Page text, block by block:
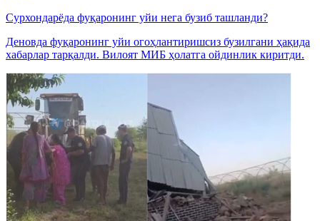
Сурхондарёда фуқаронинг уйи нега бузиб ташланди?
Деновда фуқаронинг уйи огоҳлантиришсиз бузилгани ҳақида
хабарлар тарқалди. Вилоят МИБ ҳолатга ойдинлик киритди.